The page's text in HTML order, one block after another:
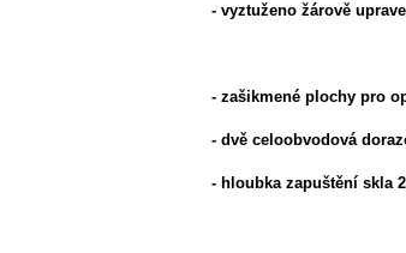
- vyztuženo žárově
- zašikmené plochy pro
- dvě celoobvodová
- hloubka zapuštění skla